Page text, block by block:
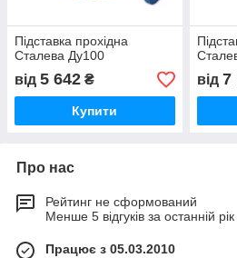
Підставка прохідна
Сталева Ду100
від 5 642 ₴
Купити
від 7
Про нас
Рейтинг не сформований
Менше 5 відгуків за останній рік
Працює з 05.03.2010